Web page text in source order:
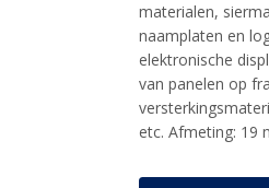
materialen,
naamplaten en
elektronische
van panelen op
etc. Afmeting: 19